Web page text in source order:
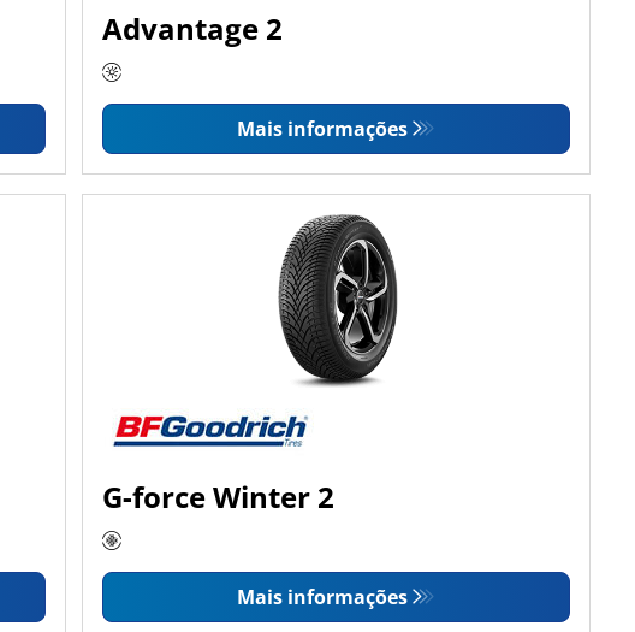
Advantage 2
Mais informações
G-force Winter 2
Mais informações